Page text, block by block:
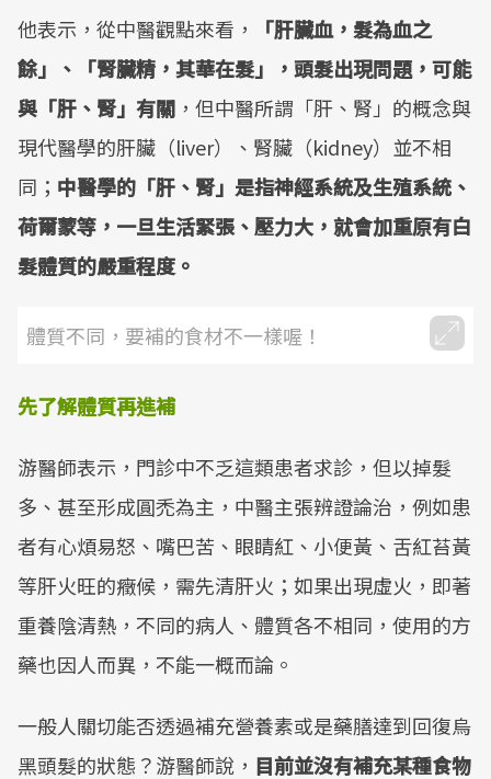
他表示，從中醫觀點來看，
「肝臟血，髮為血之
餘」、「腎臟精，其華在髮」，頭髮出現問題，可能
與「肝、腎」有關 ，但中醫所謂「肝、腎」的概念與
現代醫學的肝臟（liver）、腎臟（kidney）並不相
同； 中醫學的「肝、腎」是指神經系統及生殖系統、
荷爾蒙等，一旦生活緊張、壓力大，就會加重原有白
髮體質的嚴重程度。
體質不同，要補的食材不一樣喔！
先了解體質再進補
游醫師表示，門診中不乏這類患者求診，但以掉髮
多、甚至形成圓禿為主，中醫主張辨證論治，例如患
者有心煩易怒、嘴巴苦、眼睛紅、小便黃、舌紅苔黃
等肝火旺的癥候，需先清肝火；如果出現虛火，即著
重養陰清熱，不同的病人、體質各不相同，使用的方
藥也因人而異，不能一概而論。
一般人關切能否透過補充營養素或是藥膳達到回復烏
黑頭髮的狀態？游醫師說， 目前並沒有補充某種食物